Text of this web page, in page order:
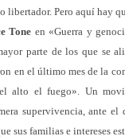
libertador. Pero aquí hay
Tone en «Guerra y
parte de los que se
en el último mes de la
alto el fuego». Un
supervivencia, ante el
sus familias e intereses